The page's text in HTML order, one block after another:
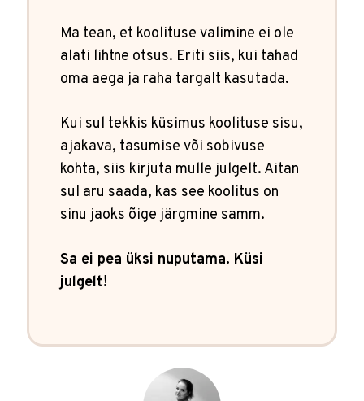
Ma tean, et koolituse valimine ei ole
alati lihtne otsus. Eriti siis, kui tahad
oma aega ja raha targalt kasutada.
Kui sul tekkis küsimus koolituse sisu,
ajakava, tasumise või sobivuse
kohta, siis kirjuta mulle julgelt. Aitan
sul aru saada, kas see koolitus on
sinu jaoks õige järgmine samm.
Sa ei pea üksi nuputama. Küsi
julgelt!